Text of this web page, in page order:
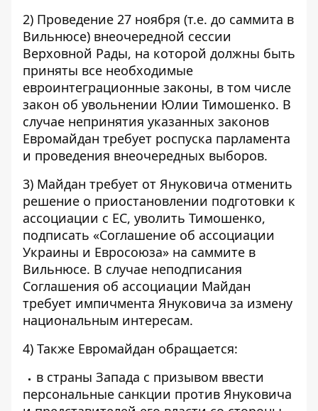
2) Проведение 27 ноября (т.е. до саммита в
Вильнюсе) внеочередной сессии
Верховной Рады, на которой должны быть
приняты все необходимые
евроинтеграционные законы, в том числе
закон об увольнении Юлии Тимошенко. В
случае непринятия указанных законов
Евромайдан требует роспуска парламента
и проведения внеочередных выборов.
3) Майдан требует от Януковича отменить
решение о приостановлении подготовки к
ассоциации с ЕС, уволить Тимошенко,
подписать «Соглашение об ассоциации
Украины и Евросоюза» на саммите в
Вильнюсе. В случае неподписания
Соглашения об ассоциации Майдан
требует импичмента Януковича за измену
национальным интересам.
4) Также Евромайдан обращается:
в страны Запада с призывом ввести
персональные санкции против Януковича